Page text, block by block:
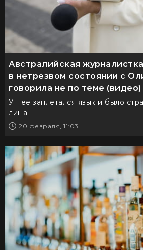
Австралийская
в нетрезвом состоянии с
говорила не по теме (видео)
У нее заплетался язык и было
лица
20 февраля, 11:03